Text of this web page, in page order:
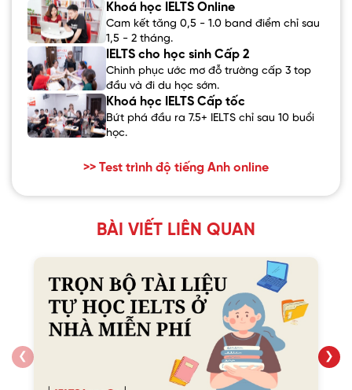
Khoá học IELTS Online
Cam kết tăng 0,5 - 1.0 band điểm chỉ sau
1,5 - 2 tháng.
IELTS cho học sinh Cấp 2
Chinh phục ước mơ đỗ trường cấp 3 top
đầu và đi du học sớm.
Khoá học IELTS Cấp tốc
Bứt phá đầu ra 7.5+ IELTS chỉ sau 10 buổi
học.
>> Test trình độ tiếng Anh online
BÀI VIẾT LIÊN QUAN
❮ ❯